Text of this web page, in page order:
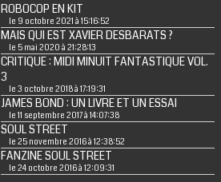
ROBOCOP EN KIT
le 9 octobre 2021 à 15:16:52
MAIS QUI EST XAVIER DESBARATS ?
le 5 mai 2020 à 21:28:13
CRITIQUE : MIDI MINUIT FANTASTIQUE VOL.
3
le 3 octobre 2018 à 17:19:31
JAMES BOND : UN LIVRE ET UN ESSAI
le 11 septembre 2017 à 14:07:38
SOUL STREET
le 25 novembre 2016 à 12:38:52
FANZINE SOUL STREET
le 24 octobre 2016 à 12:09:31